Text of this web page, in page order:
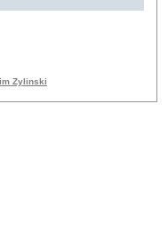
Zylinski